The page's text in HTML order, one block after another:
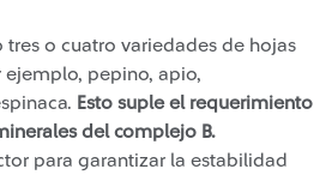
o cuatro variedades de hojas
ejemplo, pepino, apio,
Esto suple el requerimiento
del complejo B.
para garantizar la estabilidad